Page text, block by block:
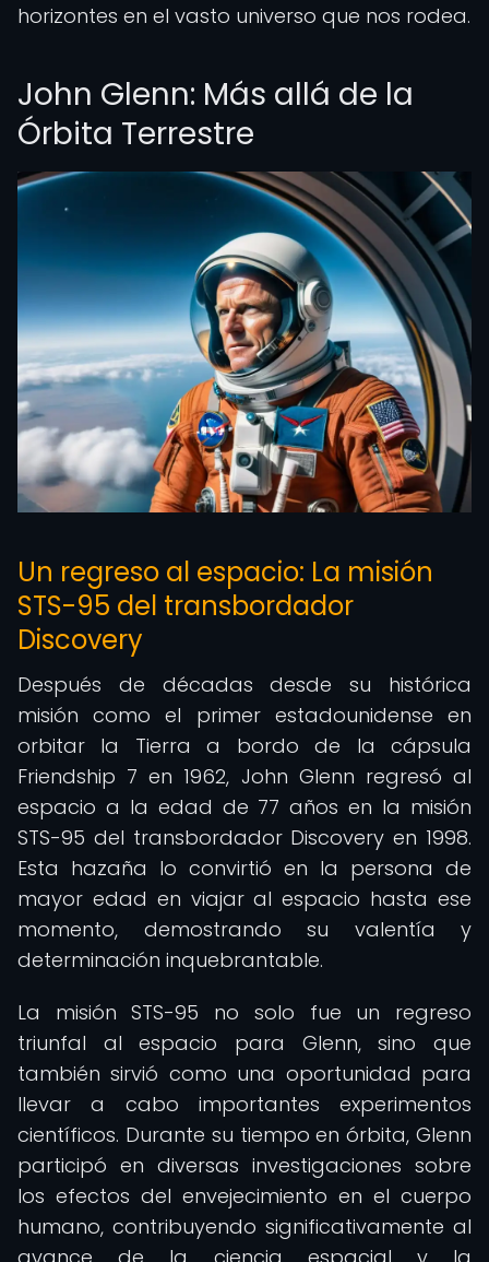
horizontes en el vasto universo que nos rodea.
John Glenn: Más allá de la
Órbita Terrestre
Un regreso al espacio: La misión
STS-95 del transbordador
Discovery
Después de décadas desde su histórica
misión como el primer estadounidense en
orbitar la Tierra a bordo de la cápsula
Friendship 7 en 1962, John Glenn regresó al
espacio a la edad de 77 años en la misión
STS-95 del transbordador Discovery en 1998.
Esta hazaña lo convirtió en la persona de
mayor edad en viajar al espacio hasta ese
momento, demostrando su valentía y
determinación inquebrantable.
La misión STS-95 no solo fue un regreso
triunfal al espacio para Glenn, sino que
también sirvió como una oportunidad para
llevar a cabo importantes experimentos
científicos. Durante su tiempo en órbita, Glenn
participó en diversas investigaciones sobre
los efectos del envejecimiento en el cuerpo
humano, contribuyendo significativamente al